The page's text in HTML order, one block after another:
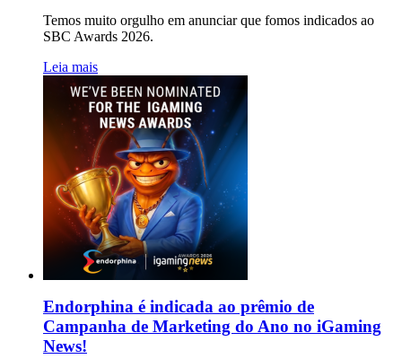
Temos muito orgulho em anunciar que fomos indicados ao
SBC Awards 2026.
Leia mais
Endorphina é indicada ao prêmio de
Campanha de Marketing do Ano no iGaming
News!